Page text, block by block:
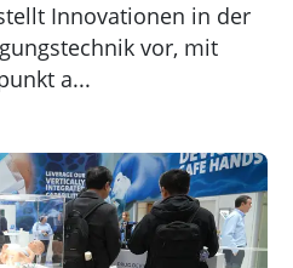
Innovationen in der
vor, mit
a...